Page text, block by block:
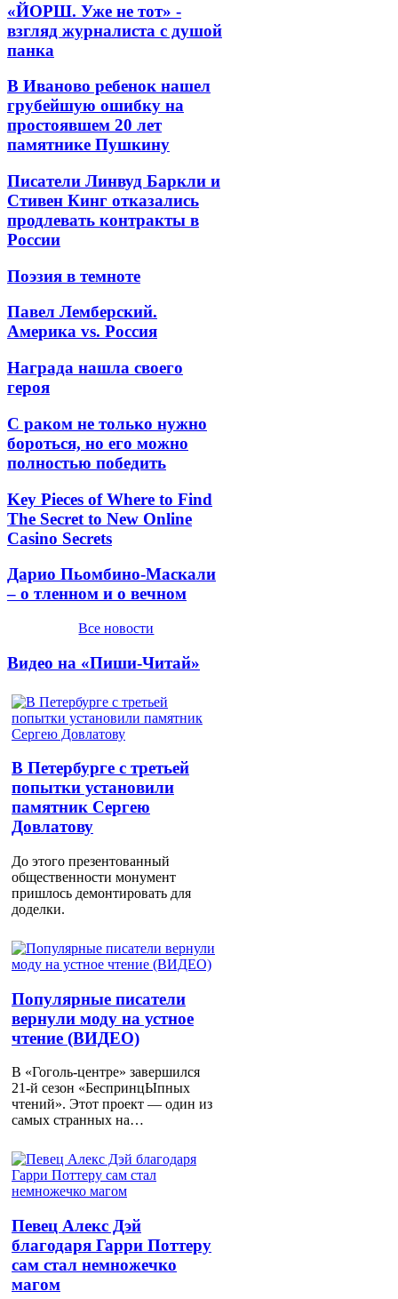
«ЙОРШ. Уже не тот» -
взгляд журналиста с душой
панка
В Иваново ребенок нашел
грубейшую ошибку на
простоявшем 20 лет
памятнике Пушкину
Писатели Линвуд Баркли и
Стивен Кинг отказались
продлевать контракты в
России
Поэзия в темноте
Павел Лемберский.
Америка vs. Россия
Награда нашла своего
героя
С раком не только нужно
бороться, но его можно
полностью победить
Key Pieces of Where to Find
The Secret to New Online
Casino Secrets
Дарио Пьомбино-Маскали
– о тленном и о вечном
Все новости
Видео на «Пиши-Читай»
В Петербурге с третьей
попытки установили
памятник Сергею
Довлатову
До этого презентованный
общественности монумент
пришлось демонтировать для
доделки.
Популярные писатели
вернули моду на устное
чтение (ВИДЕО)
В «Гоголь-центре» завершился
21-й сезон «БеспринцЫпных
чтений». Этот проект — один из
самых странных на…
Певец Алекс Дэй
благодаря Гарри Поттеру
сам стал немножечко
магом